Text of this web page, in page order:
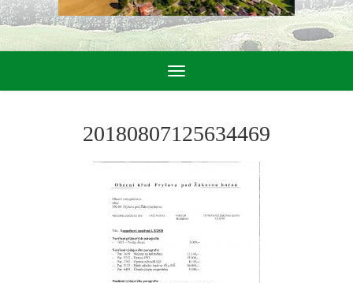
Toggle
navigation
20180807125634469